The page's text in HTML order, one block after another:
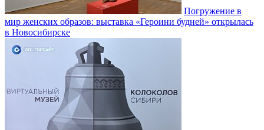
Погружение в
мир женских образов: выставка «Героини будней» открылась
в Новосибирске